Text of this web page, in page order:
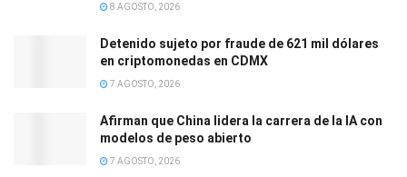
8 AGOSTO, 2026
Detenido sujeto por fraude de 621 mil dólares
en criptomonedas en CDMX
7 AGOSTO, 2026
Afirman que China lidera la carrera de la IA con
modelos de peso abierto
7 AGOSTO, 2026